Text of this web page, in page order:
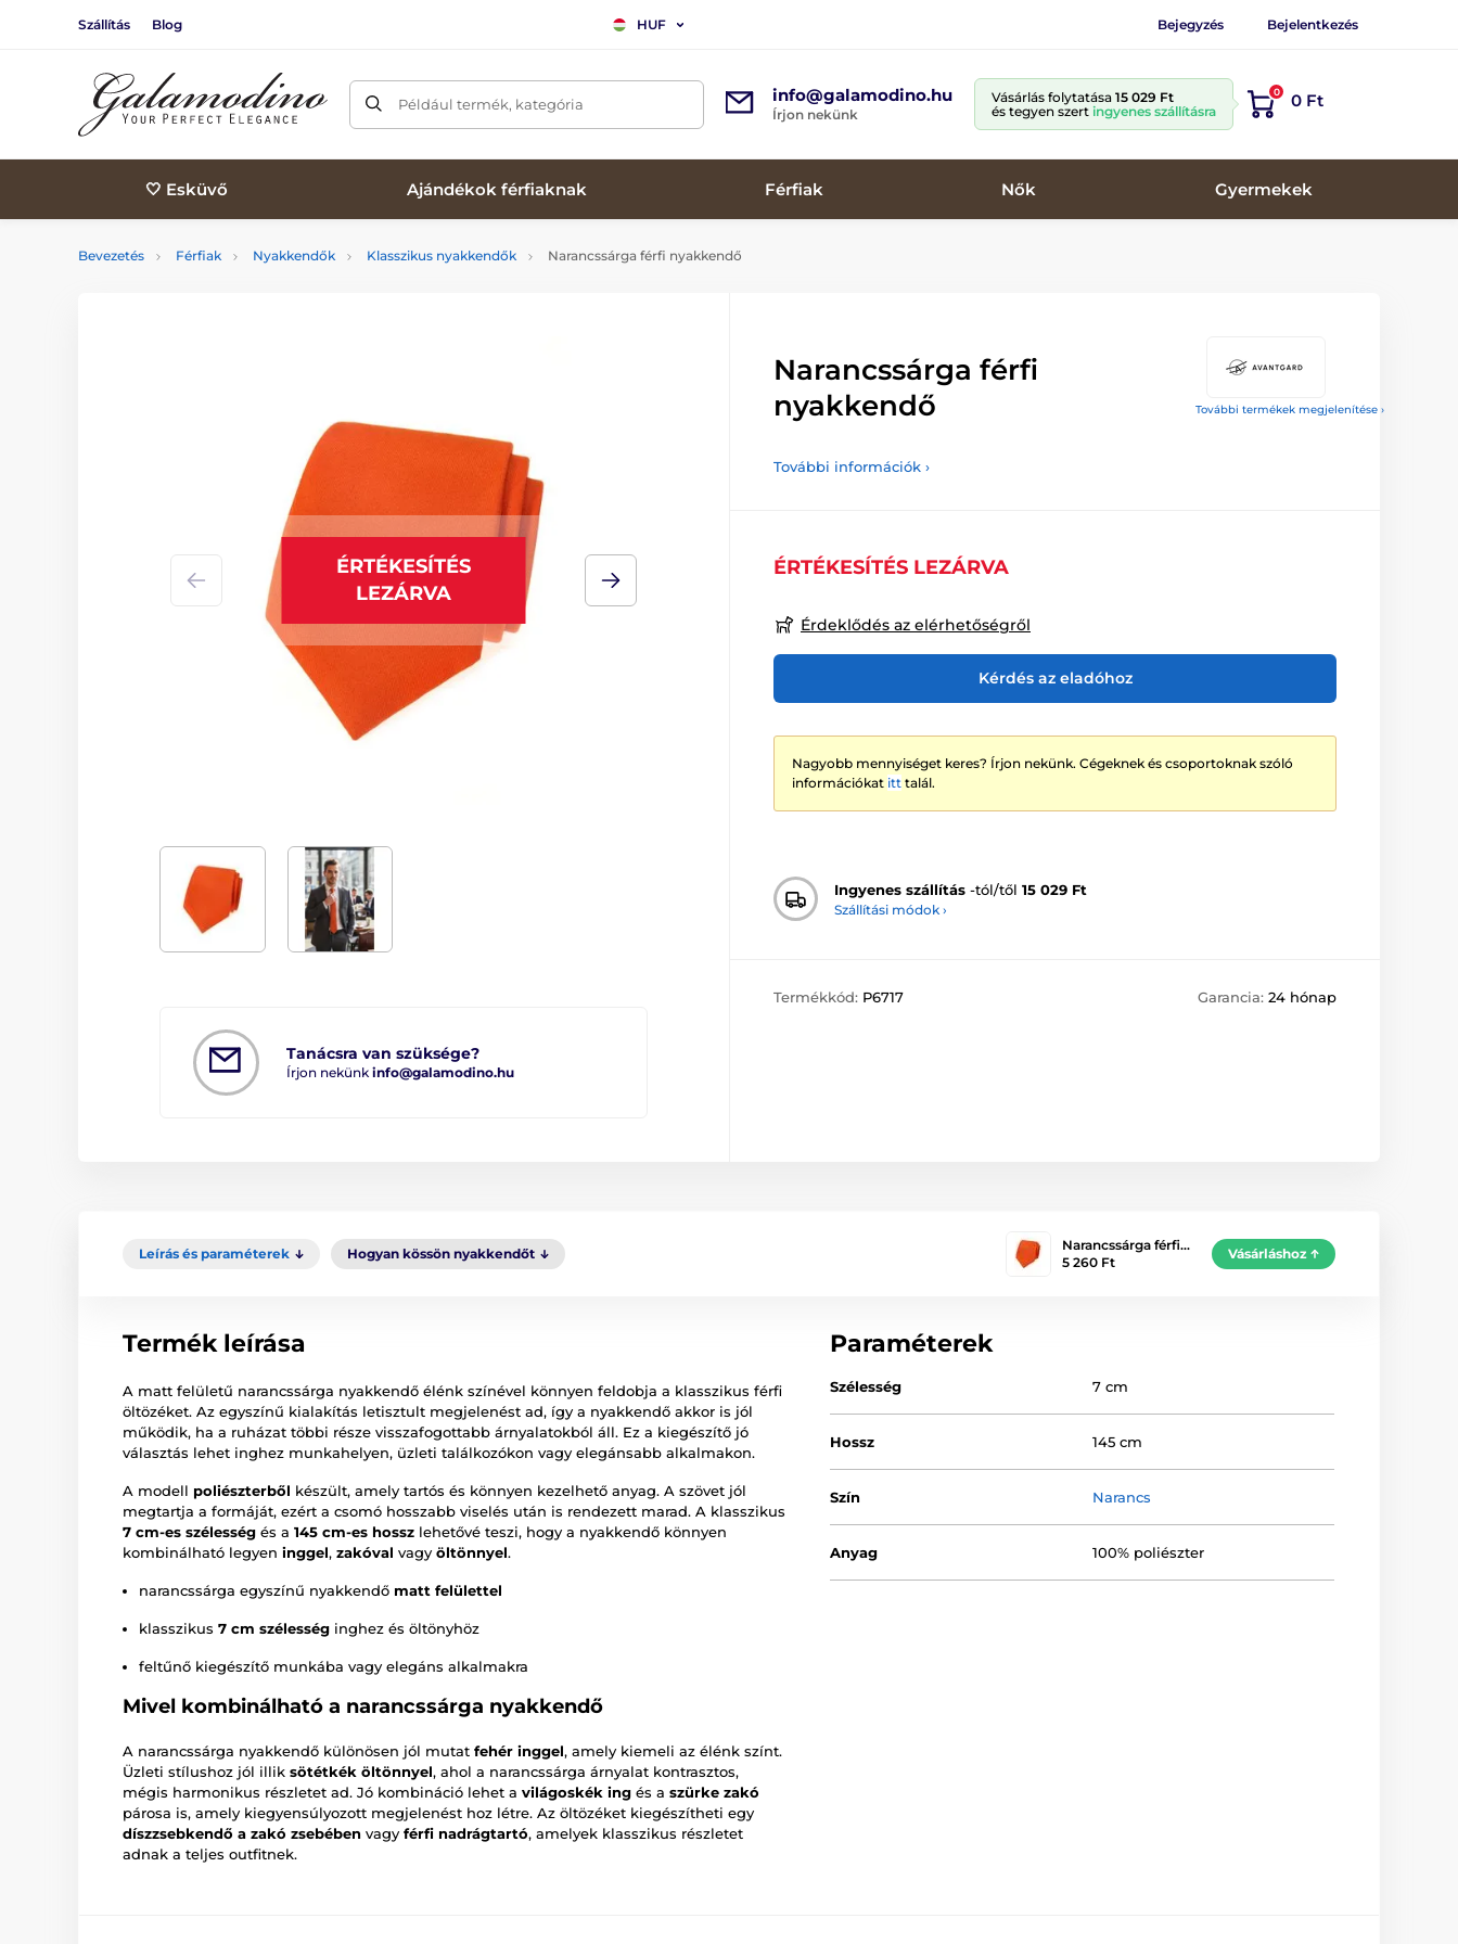
Szállítás Blog HUF Bejegyzés Bejelentkezés
Például termék, kategória info@galamodino.hu
Írjon nekünk
Vásárlás folytatása 15 029 Ft
és tegyen szert ingyenes szállításra
0 0 Ft
🤍 Esküvő Ajándékok férfiaknak Férfiak Nők Gyermekek
Bevezetés Férfiak Nyakkendők Klasszikus nyakkendők Narancssárga férfi nyakkendő
További termékek megjelenítése ›
ÉRTÉKESÍTÉS
LEZÁRVA
Tanácsra van szüksége?
Írjon nekünk info@galamodino.hu
Narancssárga férfi
nyakkendő
További információk ›
ÉRTÉKESÍTÉS LEZÁRVA
Érdeklődés az elérhetőségről
Kérdés az eladóhoz
Nagyobb mennyiséget keres? Írjon nekünk. Cégeknek és csoportoknak szóló
információkat itt talál.
Ingyenes szállítás -tól/től 15 029 Ft
Szállítási módok ›
Termékkód: P6717 Garancia: 24 hónap
Leírás és paraméterek Hogyan kössön nyakkendőt
Narancssárga férfi…
5 260 Ft
Vásárláshoz
Termék leírása
A matt felületű narancssárga nyakkendő élénk színével könnyen feldobja a klasszikus férfi
öltözéket. Az egyszínű kialakítás letisztult megjelenést ad, így a nyakkendő akkor is jól
működik, ha a ruházat többi része visszafogottabb árnyalatokból áll. Ez a kiegészítő jó
választás lehet inghez munkahelyen, üzleti találkozókon vagy elegánsabb alkalmakon.
A modell poliészterből készült, amely tartós és könnyen kezelhető anyag. A szövet jól
megtartja a formáját, ezért a csomó hosszabb viselés után is rendezett marad. A klasszikus
7 cm-es szélesség és a 145 cm-es hossz lehetővé teszi, hogy a nyakkendő könnyen
kombinálható legyen inggel, zakóval vagy öltönnyel.
narancssárga egyszínű nyakkendő matt felülettel
klasszikus 7 cm szélesség inghez és öltönyhöz
feltűnő kiegészítő munkába vagy elegáns alkalmakra
Mivel kombinálható a narancssárga nyakkendő
A narancssárga nyakkendő különösen jól mutat fehér inggel, amely kiemeli az élénk színt.
Üzleti stílushoz jól illik sötétkék öltönnyel, ahol a narancssárga árnyalat kontrasztos,
mégis harmonikus részletet ad. Jó kombináció lehet a világoskék ing és a szürke zakó
párosa is, amely kiegyensúlyozott megjelenést hoz létre. Az öltözéket kiegészítheti egy
díszzsebkendő a zakó zsebében vagy férfi nadrágtartó, amelyek klasszikus részletet
adnak a teljes outfitnek.
Paraméterek
Szélesség 7 cm
Hossz 145 cm
Szín Narancs
Anyag 100% poliészter